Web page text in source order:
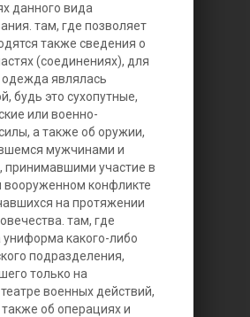
данного вида
там, где позволяет
также сведения о
(соединениях), для
одежда являлась
будь это сухопутные,
или военно-
а также об оружии,
мужчинами и
участие в
конфликте
на протяжении
там, где
какого-либо
подразделения,
только на
военных действий,
об операциях и